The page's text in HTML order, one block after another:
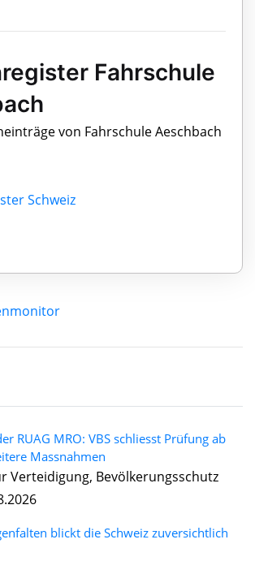
Fahrschule
von Fahrschule Aeschbach
Schweiz
RUAG MRO: VBS schliesst Prüfung ab
Massnahmen
Verteidigung, Bevölkerungsschutz
blickt die Schweiz zuversichtlich